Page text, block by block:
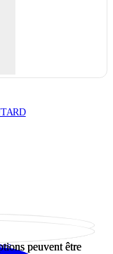
peuvent être
peuvent être